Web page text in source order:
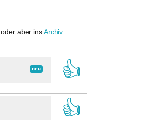
, oder aber ins Archiv
neu
👍
👍